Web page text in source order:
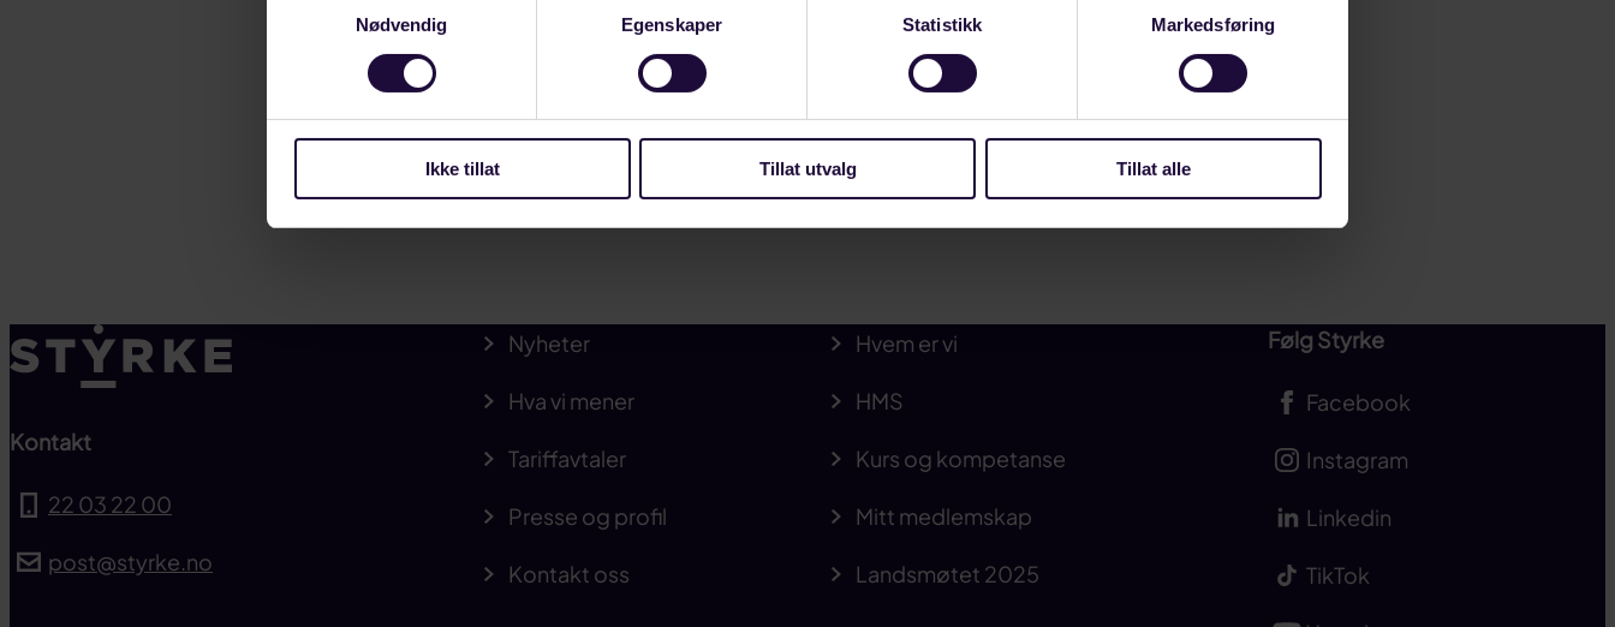
Nødvendig
Egenskaper Statistikk Markedsføring
Ikke tillat Tillat utvalg Tillat alle
medlemmer og tillitsvalgte.
LANDINDUSTRI
Kontakt
22 03 22 00
post@styrke.no
Nyheter Hvem er vi
Hva vi mener HMS
Tariffavtaler Kurs og kompetanse
Presse og profil Mitt medlemskap
Kontakt oss Landsmøtet 2025
Følg Styrke
Facebook
Instagram
Linkedin
TikTok